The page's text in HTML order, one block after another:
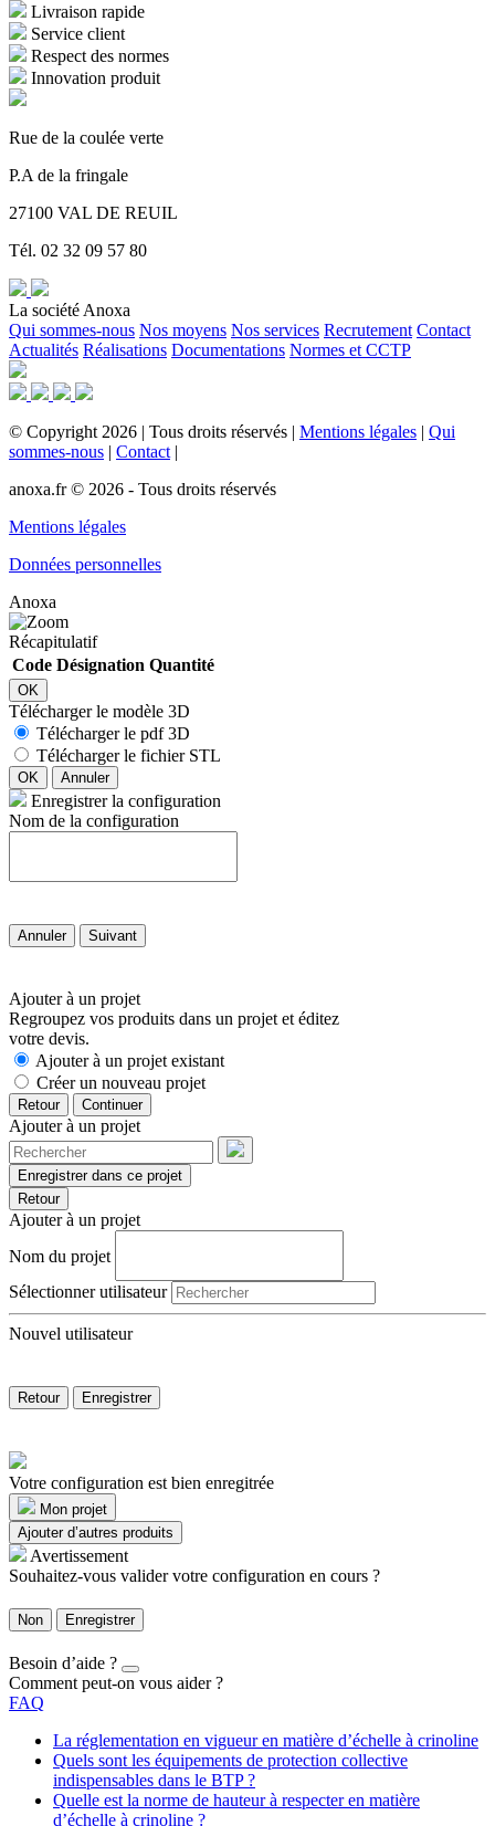
Livraison rapide
Service client
Respect des normes
Innovation produit
Rue de la coulée verte
P.A de la fringale
27100 VAL DE REUIL
Tél. 02 32 09 57 80
La société Anoxa
Qui sommes-nous Nos moyens Nos services Recrutement Contact
Actualités Réalisations Documentations Normes et CCTP
© Copyright 2026 | Tous droits réservés | Mentions légales | Qui
sommes-nous | Contact |
anoxa.fr © 2026 - Tous droits réservés
Mentions légales
Données personnelles
Anoxa
Récapitulatif
Code Désignation Quantité
OK
Télécharger le modèle 3D
Télécharger le pdf 3D
Télécharger le fichier STL
OK Annuler
Enregistrer la configuration
Nom de la configuration
Annuler Suivant
Ajouter à un projet
Regroupez vos produits dans un projet et éditez
votre devis.
Ajouter à un projet existant
Créer un nouveau projet
Retour Continuer
Ajouter à un projet
Enregistrer dans ce projet
Retour
Ajouter à un projet
Nom du projet
Sélectionner utilisateur
Nouvel utilisateur
Retour Enregistrer
Votre configuration est bien enregitrée
Mon projet
Ajouter d’autres produits
Avertissement
Souhaitez-vous valider votre configuration en cours ?
Non Enregistrer
Besoin d’aide ?
Comment peut-on vous aider ?
FAQ
La réglementation en vigueur en matière d’échelle à crinoline
Quels sont les équipements de protection collective
indispensables dans le BTP ?
Quelle est la norme de hauteur à respecter en matière
d’échelle à crinoline ?